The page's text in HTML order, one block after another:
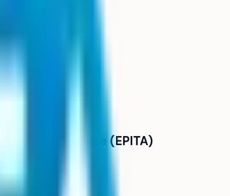
site de Toulouse (EPITA)